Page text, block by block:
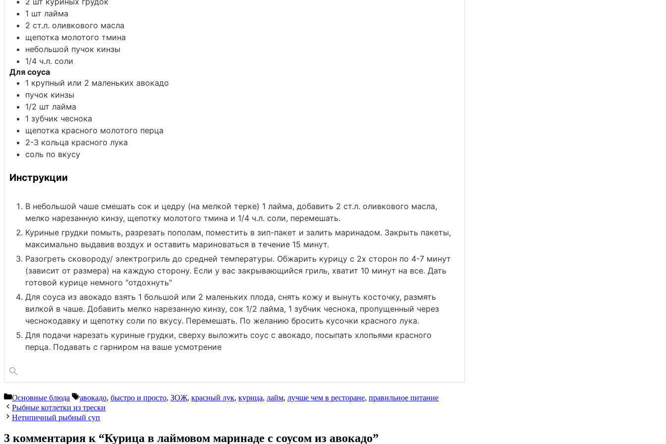
1 шт лайма
2 ст.л. оливкового масла
щепотка молотого тмина
небольшой пучок кинзы
1/4 ч.л. соли
Для соуса
1 крупный или 2 маленьких авокадо
пучок кинзы
1/2 шт лайма
1 зубчик чеснока
щепотка красного молотого перца
2-3 кольца красного лука
соль по вкусу
Инструкции
В небольшой чаше смешать сок и цедру (на мелкой терке) 1 лайма, добавить 2 ст.л. оливкового масла,
мелко нарезанную кинзу, щепотку молотого тмина и 1/4 ч.л. соли, перемешать.
Куриные грудки помыть, разрезать пополам, поместить в зип-пакет и залить маринадом. Закрыть пакеты,
максимально выдавив воздух и оставить мариноваться в течение 15 минут.
Разогреть сковороду/ электрогриль до средней температуры. Обжарить курицу с 2х сторон по 4-7 минут
(зависит от размера) на каждую сторону. Если у вас закрывающийся гриль, хватит 10 минут на все. Дать
готовой курице немного "отдохнуть"
Для соуса из авокадо взять 1 большой или 2 маленьких плода, снять кожу и вынуть косточку, размять
вилкой в чаше. Добавить мелко нарезанную кинзу, сок 1/2 лайма, 1 зубчик чеснока, пропущенный через
чеснокодавку и щепотку соли по вкусу. Перемешать. По желанию бросить кусочки красного лука.
Для подачи нарезать куриные грудки, сверху выложить соус с авокадо, посыпать хлопьями красного
перца. Подавать с гарниром на ваше усмотрение
Рубрики
Основные блюда Метки
авокадо, быстро и просто, ЗОЖ, красный лук, курица, лайм, лучше чем в ресторане, правильное питание
Рыбные котлетки из трески
Нетипичный рыбный суп
3 комментария к “Курица в лаймовом маринаде с соусом из авокадо”